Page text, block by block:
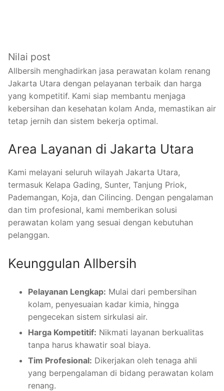
Nilai post
Allbersih menghadirkan jasa perawatan kolam renang
Jakarta Utara dengan pelayanan terbaik dan harga
yang kompetitif. Kami siap membantu menjaga
kebersihan dan kesehatan kolam Anda, memastikan air
tetap jernih dan sistem bekerja optimal.
Area Layanan di Jakarta Utara
Kami melayani seluruh wilayah Jakarta Utara,
termasuk Kelapa Gading, Sunter, Tanjung Priok,
Pademangan, Koja, dan Cilincing. Dengan pengalaman
dan tim profesional, kami memberikan solusi
perawatan kolam yang sesuai dengan kebutuhan
pelanggan.
Keunggulan Allbersih
Pelayanan Lengkap: Mulai dari pembersihan
kolam, penyesuaian kadar kimia, hingga
pengecekan sistem sirkulasi air.
Harga Kompetitif: Nikmati layanan berkualitas
tanpa harus khawatir soal biaya.
Tim Profesional: Dikerjakan oleh tenaga ahli
yang berpengalaman di bidang perawatan kolam
renang.